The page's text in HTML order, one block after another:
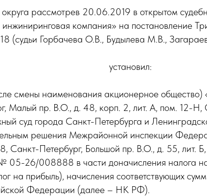
рассмотрев 20.06.2019 в открытом
компания» на постановление
(судьи Горбачева О.В., Будылева М.В.,
установил:
смены наименования акционерное
Малый пр. В.О., д. 48, корп. 2, лит. А, пом.
суд города Санкт-Петербурга и
решения Межрайонной инспекции
Санкт-Петербург, Большой пр. В.О., д. 55,
26/008888 в части доначисления налога
на прибыль), начисления соответствующих
Федерации (далее – НК РФ).